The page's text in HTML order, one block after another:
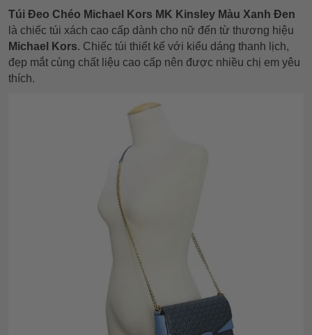
Túi Đeo Chéo Michael Kors MK Kinsley Màu Xanh Đen
là chiếc túi xách cao cấp dành cho nữ đến từ thương hiệu
Michael Kors. Chiếc túi thiết kế với kiểu dáng thanh lịch,
đẹp mắt cùng chất liệu cao cấp nên được nhiều chị em yêu
thích.